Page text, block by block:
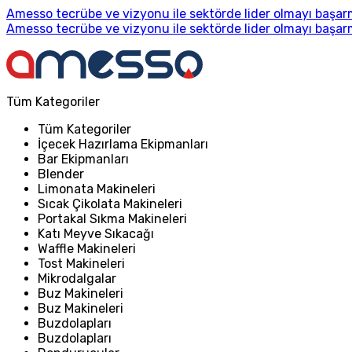
Amesso tecrübe ve vizyonu ile sektörde lider olmayı
Amesso tecrübe ve vizyonu ile sektörde lider olmayı
Tüm Kategoriler
Tüm Kategoriler
İçecek Hazırlama Ekipmanları
Bar Ekipmanları
Blender
Limonata Makineleri
Sıcak Çikolata Makineleri
Portakal Sıkma Makineleri
Katı Meyve Sıkacağı
Waffle Makineleri
Tost Makineleri
Mikrodalgalar
Buz Makineleri
Buz Makineleri
Buzdolapları
Buzdolapları